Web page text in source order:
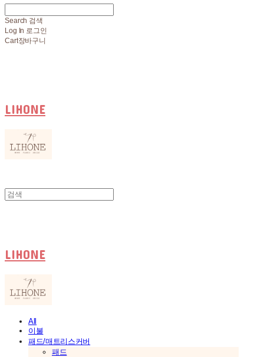
Search 검색
Log In 로그인
Cart장바구니
LIHONE
LIHONE
All
이불
패드/매트리스커버
패드